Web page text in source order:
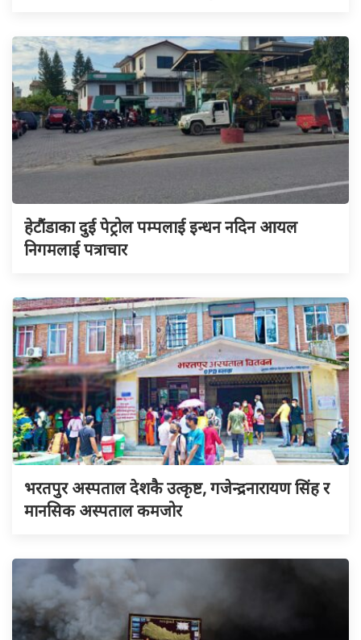
हेटौंडाका दुई पेट्रोल पम्पलाई इन्धन नदिन आयल
निगमलाई पत्राचार
भरतपुर अस्पताल देशकै उत्कृष्ट, गजेन्द्रनारायण सिंह र
मानसिक अस्पताल कमजोर